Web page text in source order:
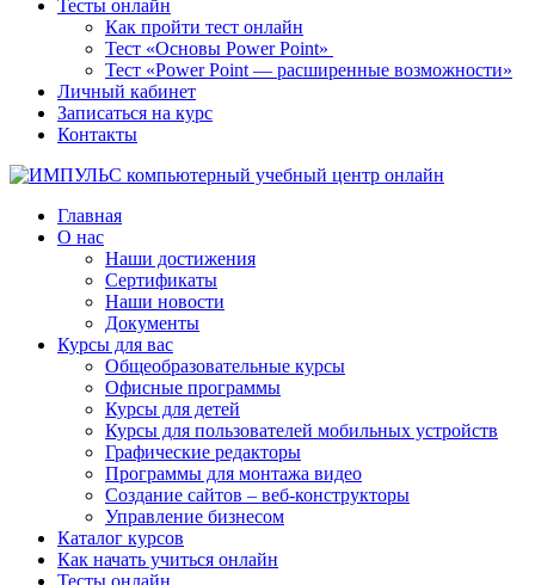
Тесты онлайн
Как пройти тест онлайн
Тест «Основы Power Point»
Тест «Power Point — расширенные возможности»
Личный кабинет
Записаться на курс
Контакты
Главная
О нас
Наши достижения
Сертификаты
Наши новости
Документы
Курсы для вас
Общеобразовательные курсы
Офисные программы
Курсы для детей
Курсы для пользователей мобильных устройств
Графические редакторы
Программы для монтажа видео
Создание сайтов – веб-конструкторы
Управление бизнесом
Каталог курсов
Как начать учиться онлайн
Тесты онлайн